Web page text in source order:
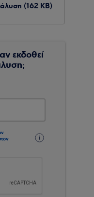
(162 KB)
εκδοθεί